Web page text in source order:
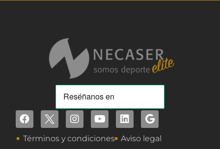
Aviso legal
Términos y condiciones